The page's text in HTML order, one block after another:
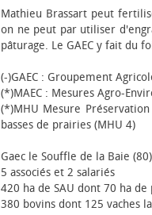
Mathieu Brassart peut
on ne peut par utiliser
pâturage. Le GAEC y fait du
(-)GAEC : Groupement
(*)MAEC : Mesures Agro-
(*)MHU Mesure
basses de prairies (MHU 4)
Gaec le Souffle de la Baie
5 associés et 2 salariés
420 ha de SAU dont 70 ha
380 bovins dont 125 vaches